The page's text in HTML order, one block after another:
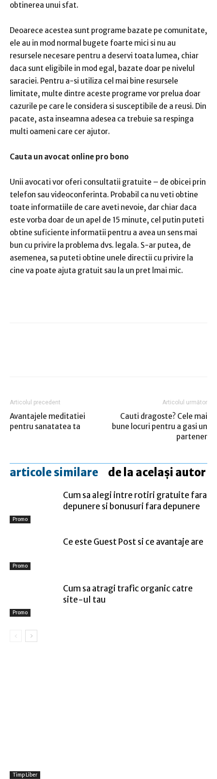
obtinerea unui sfat.
Deoarece acestea sunt programe bazate pe comunitate,
ele au in mod normal bugete foarte mici si nu au
resursele necesare pentru a deservi toata lumea, chiar
daca sunt eligibile in mod egal, bazate doar pe nivelul
saraciei. Pentru a-si utiliza cel mai bine resursele
limitate, multe dintre aceste programe vor prelua doar
cazurile pe care le considera si susceptibile de a reusi. Din
pacate, asta inseamna adesea ca trebuie sa respinga
multi oameni care cer ajutor.
Cauta un avocat online pro bono
Unii avocati vor oferi consultatii gratuite – de obicei prin
telefon sau videoconferinta. Probabil ca nu veti obtine
toate informatiile de care aveti nevoie, dar chiar daca
este vorba doar de un apel de 15 minute, cel putin puteti
obtine suficiente informatii pentru a avea un sens mai
bun cu privire la problema dvs. legala. S-ar putea, de
asemenea, sa puteti obtine unele directii cu privire la
cine va poate ajuta gratuit sau la un pret lmai mic.
Articolul precedent
Avantajele meditatiei
pentru sanatatea ta
Articolul următor
Cauti dragoste? Cele mai
bune locuri pentru a gasi un
partener
articole similare de la același autor
Promo
Cum sa alegi intre rotiri gratuite fara
depunere si bonusuri fara depunere
Promo
Ce este Guest Post si ce avantaje are
Promo
Cum sa atragi trafic organic catre
site-ul tau
Timp Liber